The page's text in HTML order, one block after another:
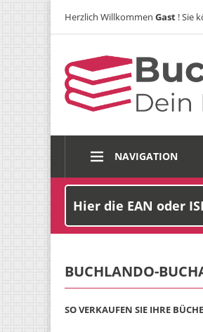
Herzlich Willkommen Gast ! Sie
NAVIGATION
BUCHLANDO-
SO VERKAUFEN SIE IHRE